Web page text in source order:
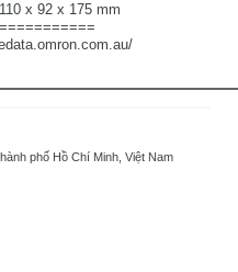
x 92 x 175 mm
phố Hồ Chí Minh, Việt Nam